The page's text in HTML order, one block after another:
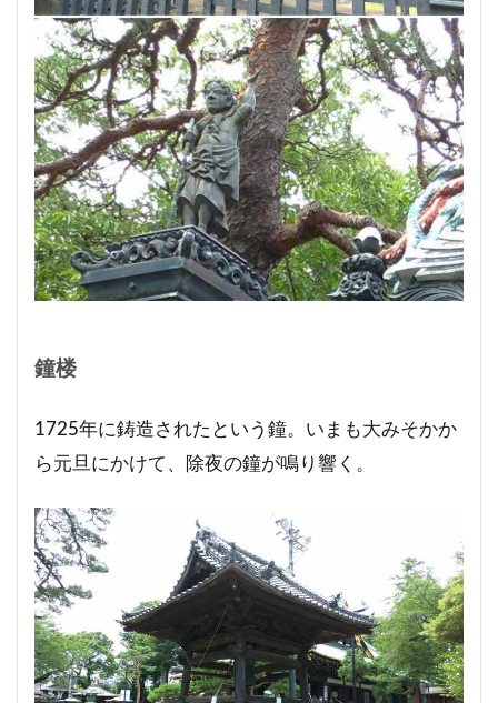
鐘楼
1725年に鋳造されたという鐘。いまも大みそかか
ら元旦にかけて、除夜の鐘が鳴り響く。